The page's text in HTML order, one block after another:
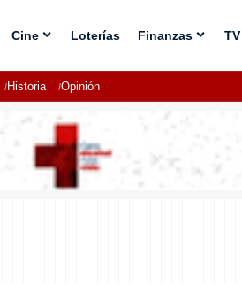
Cine Loterías Finanzas TV
Historia Opinión